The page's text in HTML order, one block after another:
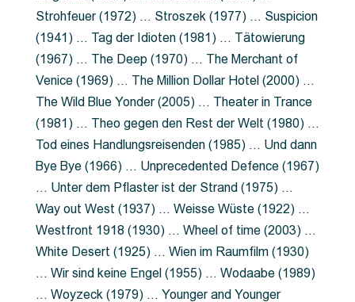
Strohfeuer (1972) … Stroszek (1977) … Suspicion
(1941) … Tag der Idioten (1981) … Tätowierung
(1967) … The Deep (1970) … The Merchant of
Venice (1969) … The Million Dollar Hotel (2000) …
The Wild Blue Yonder (2005) … Theater in Trance
(1981) … Theo gegen den Rest der Welt (1980) …
Tod eines Handlungsreisenden (1985) … Und dann
Bye Bye (1966) … Unprecedented Defence (1967)
… Unter dem Pflaster ist der Strand (1975) …
Way out West (1937) … Weisse Wüste (1922) …
Westfront 1918 (1930) … Wheel of time (2003) …
White Desert (1925) … Wien im Raumfilm (1930)
… Wir sind keine Engel (1955) … Wodaabe (1989)
… Woyzeck (1979) … Younger and Younger